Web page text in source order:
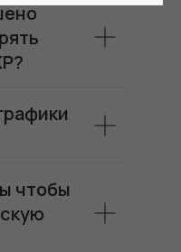
чтобы